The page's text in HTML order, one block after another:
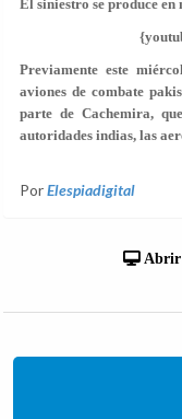
El siniestro se produce en
Previamente este
aviones de combate
parte de Cachemira,
autoridades indias, las
PorElespiadigital
Abrir